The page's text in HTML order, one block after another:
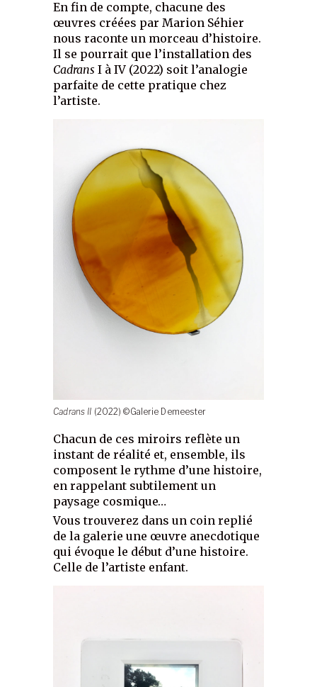
En fin de compte, chacune des
œuvres créées par Marion Séhier
nous raconte un morceau d’histoire.
Il se pourrait que l’installation des
Cadrans I à IV (2022) soit l’analogie
parfaite de cette pratique chez
l’artiste.
Cadrans II (2022) ©Galerie Demeester
Chacun de ces miroirs reflète un
instant de réalité et, ensemble, ils
composent le rythme d’une histoire,
en rappelant subtilement un
paysage cosmique…
Vous trouverez dans un coin replié
de la galerie une œuvre anecdotique
qui évoque le début d’une histoire.
Celle de l’artiste enfant.